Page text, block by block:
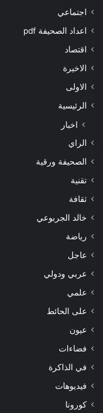
اجتماعي
اعداد الصحيفة pdf
اقتصاد
الاخيرة
الاولى
الرئيسية
اخبار
الراي
الصحيفة ورقية
تقنية
ثقافة
خالد الجربوعي
رياضة
عاجل
عربي ودولي
علمي
على الحائط
عيون
فضاءات
في الذاكرة
فيديوهات
كورونا